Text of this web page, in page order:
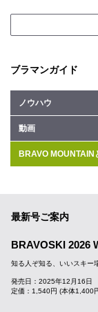
ブラマンガイド
ノウハウ
動画
BRAVO MOUNTAIN
最新号ご案内
BRAVOSKI 2026
知る人ぞ知る、いいスキー
発売日：2025年12月16日
定価：1,540円 (本体1,400